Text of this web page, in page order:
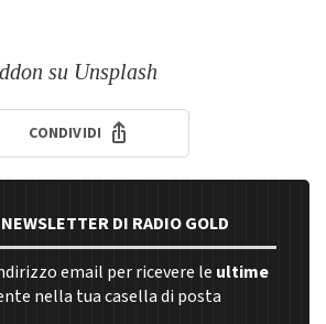
su Unsplash
CONDIVIDI
DI RADIO GOLD
email per ricevere le ultime
nella tua casella di posta